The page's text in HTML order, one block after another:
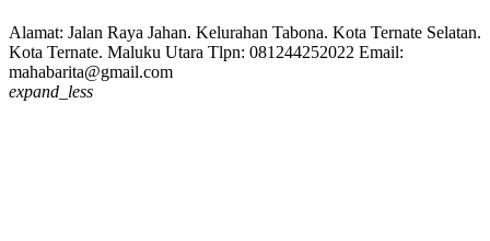
Alamat: Jalan Raya Jahan. Kelurahan Tabona. Kota Ternate Selatan.
Kota Ternate. Maluku Utara Tlpn: 081244252022 Email:
mahabarita@gmail.com
expand_less